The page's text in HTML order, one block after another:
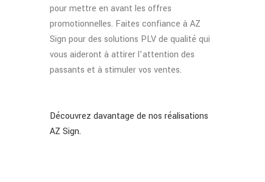
pour mettre en avant les offres
promotionnelles. Faites confiance à AZ
Sign pour des solutions PLV de qualité qui
vous aideront à attirer l’attention des
passants et à stimuler vos ventes.
Découvrez davantage de nos réalisations
AZ Sign.